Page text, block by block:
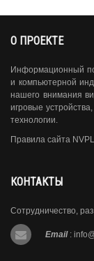
О ПРОЕКТЕ
Информационный
и компьютерной
нашего внимания
игровые
технологии.
Правила сайта
КОНТАКТЫ
Сотрудничество,
Email :